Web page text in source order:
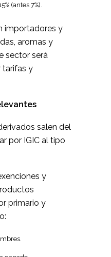
(antes 7%).
importadores y
aromas y
sector será
tarifas y
salen del
por IGIC al tipo
y
primario y